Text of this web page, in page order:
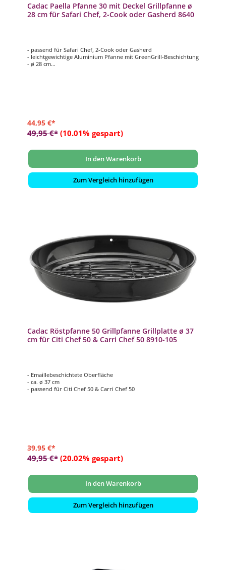
Cadac Paella Pfanne 30 mit Deckel Grillpfanne ø
28 cm für Safari Chef, 2-Cook oder Gasherd 8640
- passend für Safari Chef, 2-Cook oder Gasherd
- leichtgewichtige Aluminium Pfanne mit GreenGrill-Beschichtung
- ø 28 cm
44,95 €*
49,95 €* (10.01% gespart)
In den Warenkorb
Zum Vergleich hinzufügen
Cadac Röstpfanne 50 Grillpfanne Grillplatte ø 37
cm für Citi Chef 50 & Carri Chef 50 8910-105
- Emaillebeschichtete Oberfläche
- ca. ø 37 cm
- passend für Citi Chef 50 & Carri Chef 50
39,95 €*
49,95 €* (20.02% gespart)
In den Warenkorb
Zum Vergleich hinzufügen